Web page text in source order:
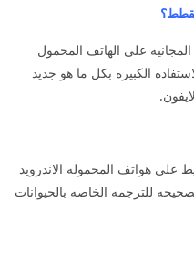
على الهاتف المحمول
الكبيره بكل ما هو جديد
هواتف المحموله الاندرويد
للترجمه الخاصه بالحيوانات